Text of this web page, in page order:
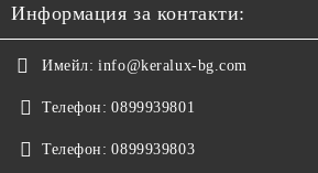
Информация за контакти:
Имейл: info@keralux-bg.com
Телефон: 0899939801
Телефон: 0899939803